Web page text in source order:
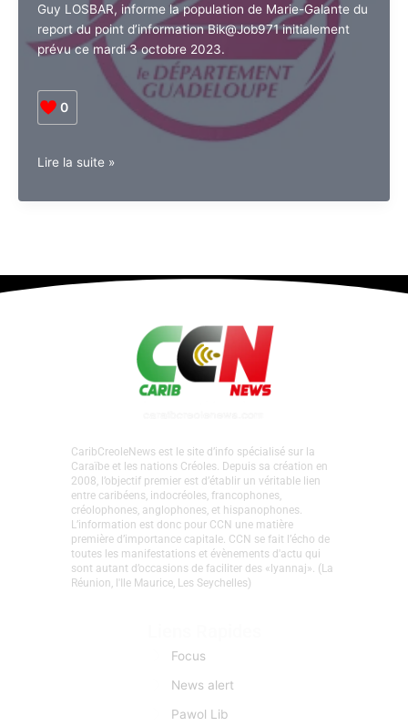
Guy LOSBAR, informe la population de Marie-Galante du
report du point d’information Bik@Job971 initialement
prévu ce mardi 3 octobre 2023.
0
Report
Bik@job
Lire la suite »
CaribCreoleNews est le site d’info spécialisé sur la
Caraïbe et les nations Créoles. Depuis sa création en
2008, l’objectif premier est d’établir un véritable lien
entre caribéens, indocréoles, francophones,
créolophones, anglophones, et hispanophones.
L’information est donc pour CCN une matière
première d’importance capitale. CCN se fait l’écho de
toutes les manifestations et évènements d'actu qui
sont autant d’occasions de faciliter des «lyannaj». (La
Réunion, l'Ile Maurice, Les Seychelles)
Focus
News alert
Pawol Lib